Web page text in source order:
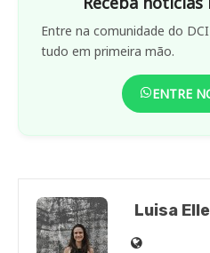
Entre na comunidade do
tudo em primeira mão.
ENTRE
Luisa
Site